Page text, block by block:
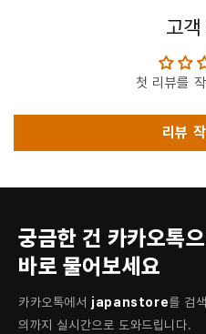
고
첫 리뷰를
리뷰
궁금한 건 카카오톡
바로 물어보세요
카카오톡에서 japanstore를 검
의까지 실시간으로 도와드립니다.